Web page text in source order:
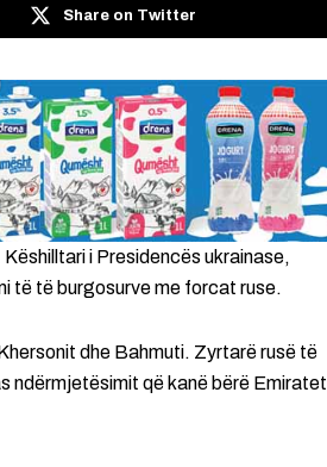
Share on Twitter
i Presidencës ukrainase,
të të burgosurve me forcat ruse.
dhe Bahmuti. Zyrtarë rusë të
ndërmjetësimit që kanë bërë Emiratet